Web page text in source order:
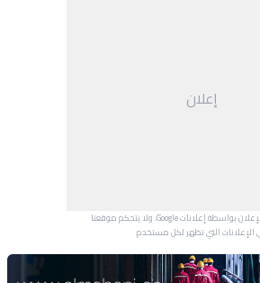
إعلان
يتم عرض هذا الإعلان بواسطة إعلانات Google، ولا يتحكم موقعنا
الإعلانات التي تظهر لكل مستخدم.